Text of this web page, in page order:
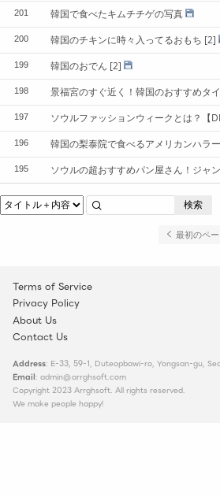
201 韓国で食べたキムチチゲの写真
200 韓国のチキンに時々入ってるおもち [2]
199 韓国のおでん [2]
198 景福宮のすぐ近く！韓国のおすすめタ
197 ソウルファッションウィークとは？【
196 韓国の梨泰院で食べるアメリカンハラ
195 ソウルの超おすすめパン屋さん！ジャ
検索
最初のペー
Terms of Service
Privacy Policy
About Us
Contact Us
Address: E-33, 59-1, Duteopbawi-ro, Yongsan-gu,
Email: admin@arrghsoft.com
Copyright 2023 Arrghsoft. All rights reserved.
We make people happy!